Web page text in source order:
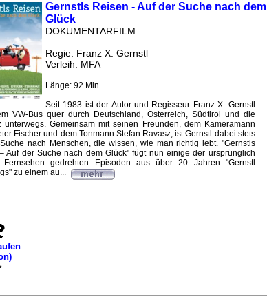
Gernstls Reisen - Auf der Suche nach dem
Glück
DOKUMENTARFILM
Regie: Franz X. Gernstl
Verleih: MFA
Länge: 92 Min.
Seit 1983 ist der Autor und Regisseur Franz X. Gernstl
VW-Bus quer durch Deutschland, Österreich, Südtirol und die
unterwegs. Gemeinsam mit seinen Freunden, dem Kameramann
Fischer und dem Tonmann Stefan Ravasz, ist Gernstl dabei stets
nach Menschen, die wissen, wie man richtig lebt. "Gernstls
Auf der Suche nach dem Glück" fügt nun einige der ursprünglich
gedrehten Episoden aus über 20 Jahren "Gernstl
zu einem au...